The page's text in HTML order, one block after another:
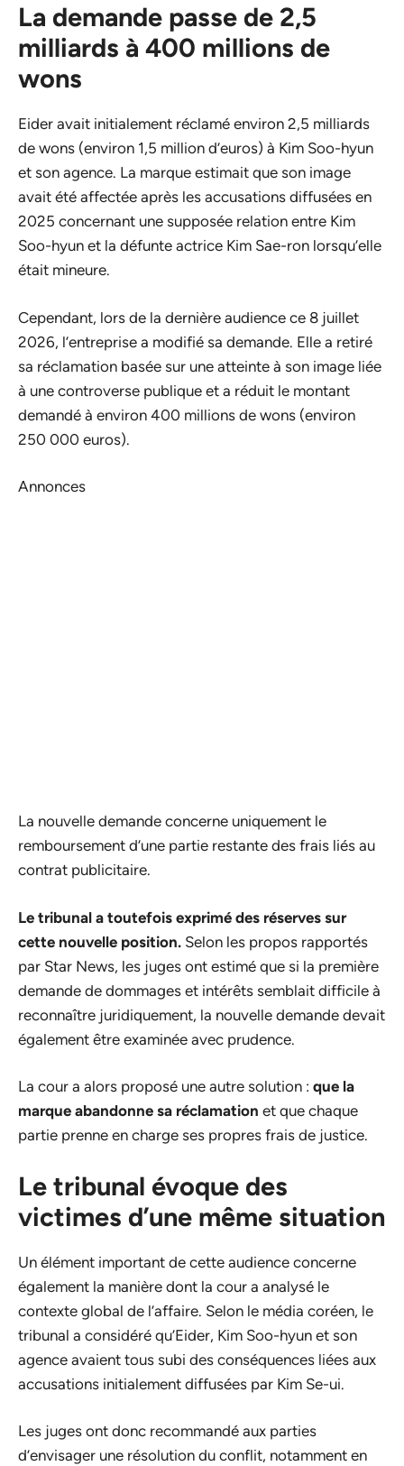
La demande passe de 2,5
milliards à 400 millions de
wons
Eider avait initialement réclamé environ 2,5 milliards
de wons (environ 1,5 million d’euros) à Kim Soo-hyun
et son agence. La marque estimait que son image
avait été affectée après les accusations diffusées en
2025 concernant une supposée relation entre Kim
Soo-hyun et la défunte actrice Kim Sae-ron lorsqu’elle
était mineure.
Cependant, lors de la dernière audience ce 8 juillet
2026, l’entreprise a modifié sa demande. Elle a retiré
sa réclamation basée sur une atteinte à son image liée
à une controverse publique et a réduit le montant
demandé à environ 400 millions de wons (environ
250 000 euros).
Annonces
La nouvelle demande concerne uniquement le
remboursement d’une partie restante des frais liés au
contrat publicitaire.
Le tribunal a toutefois exprimé des réserves sur
cette nouvelle position. Selon les propos rapportés
par Star News, les juges ont estimé que si la première
demande de dommages et intérêts semblait difficile à
reconnaître juridiquement, la nouvelle demande devait
également être examinée avec prudence.
La cour a alors proposé une autre solution : que la
marque abandonne sa réclamation et que chaque
partie prenne en charge ses propres frais de justice.
Le tribunal évoque des
victimes d’une même situation
Un élément important de cette audience concerne
également la manière dont la cour a analysé le
contexte global de l’affaire. Selon le média coréen, le
tribunal a considéré qu’Eider, Kim Soo-hyun et son
agence avaient tous subi des conséquences liées aux
accusations initialement diffusées par Kim Se-ui.
Les juges ont donc recommandé aux parties
d’envisager une résolution du conflit, notamment en